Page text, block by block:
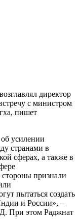
директор
с министром
пишет
усилении
странами в
сферах, а также в
признали
пытаться создать
и России», –
При этом Раджнат